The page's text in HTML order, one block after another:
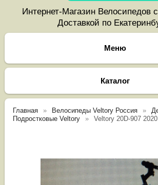
Интернет-Магазин Велосипедов
Доставкой по
Каталог
Главная Велосипеды Veltory Россия
Подростковые Veltory
Veltory 20D-907 2020